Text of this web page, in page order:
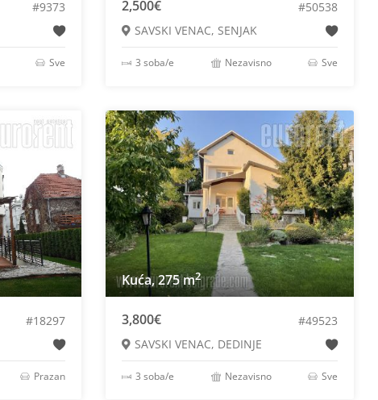
#9373
Sve
2,500€
#50538
SAVSKI VENAC, SENJAK
3 soba/e Nezavisno Sve
#18297
Prazan
Kuća, 275 m2
3,800€
#49523
SAVSKI VENAC, DEDINJE
3 soba/e Nezavisno Sve